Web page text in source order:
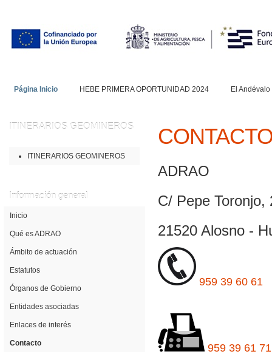
Página Inicio HEBE PRIMERA OPORTUNIDAD 2024 El Andévalo
ADRAO
C/ Pepe Toronjo,
21520 Alosno -
959 39 60 61
959 39 61 71
ITINERARIOS GEOMINEROS
ITINERARIOS GEOMINEROS
Información general
Inicio
Qué es ADRAO
Ámbito de actuación
Estatutos
Órganos de Gobierno
Entidades asociadas
Enlaces de interés
Contacto